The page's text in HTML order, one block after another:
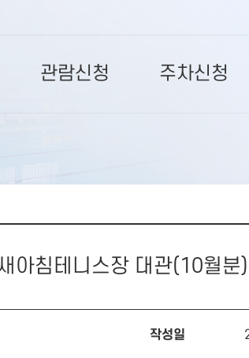
관람신청 주차신청
아침테니스장 대관(10월분
작성일